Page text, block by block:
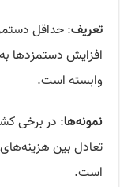
تعریف: حداقل
افزایش دستمزدها به
وابسته است.
نمونه‌ها: در برخی
تعادل بین
است.